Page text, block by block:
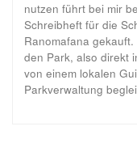
nutzen führt bei mir
Schreibheft für die
Ranomafana
den Park, also direkt
von einem lokalen
Parkverwaltung